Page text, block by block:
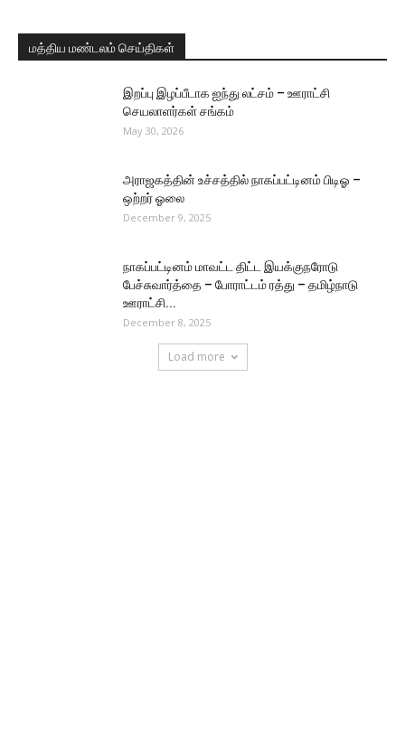
மத்திய மண்டலம் செய்திகள்
இறப்பு இழப்பீடாக ஐந்து லட்சம் – ஊராட்சி
செயலாளர்கள் சங்கம்
May 30, 2026
அராஜகத்தின் உச்சத்தில் நாகப்பட்டினம் பிடிஓ –
ஒற்றர் ஓலை
December 9, 2025
நாகப்பட்டினம் மாவட்ட திட்ட இயக்குநரோடு
பேச்சுவார்த்தை – போராட்டம் ரத்து – தமிழ்நாடு
ஊராட்சி...
December 8, 2025
Load more